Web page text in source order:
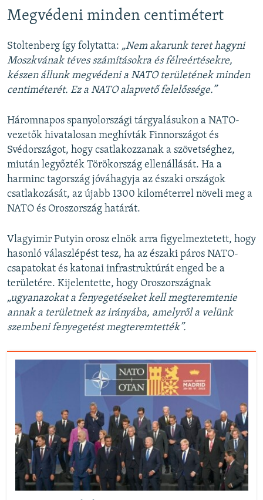
Megvédeni minden centimétert
Stoltenberg így folytatta: „Nem akarunk teret hagyni
Moszkvának téves számításokra és félreértésekre,
készen állunk megvédeni a NATO területének minden
centiméterét. Ez a NATO alapvető felelőssége.”
Háromnapos spanyolországi tárgyalásukon a NATO-
vezetők hivatalosan meghívták Finnországot és
Svédországot, hogy csatlakozzanak a szövetséghez,
miután legyőzték Törökország ellenállását. Ha a
harminc tagország jóváhagyja az északi országok
csatlakozását, az újabb 1300 kilométerrel növeli meg a
NATO és Oroszország határát.
Vlagyimir Putyin orosz elnök arra figyelmeztetett, hogy
hasonló válaszlépést tesz, ha az északi páros NATO-
csapatokat és katonai infrastruktúrát enged be a
területére. Kijelentette, hogy Oroszországnak
„ugyanazokat a fenyegetéseket kell megteremtenie
annak a területnek az irányába, amelyről a velünk
szembeni fenyegetést megteremtették”.